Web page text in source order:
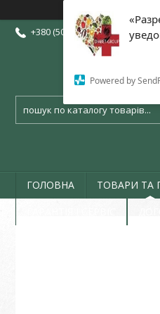
Powered by
+380 (50) 773-07-72 +380 (73)
ГОЛОВНА ТОВАРИ ТА